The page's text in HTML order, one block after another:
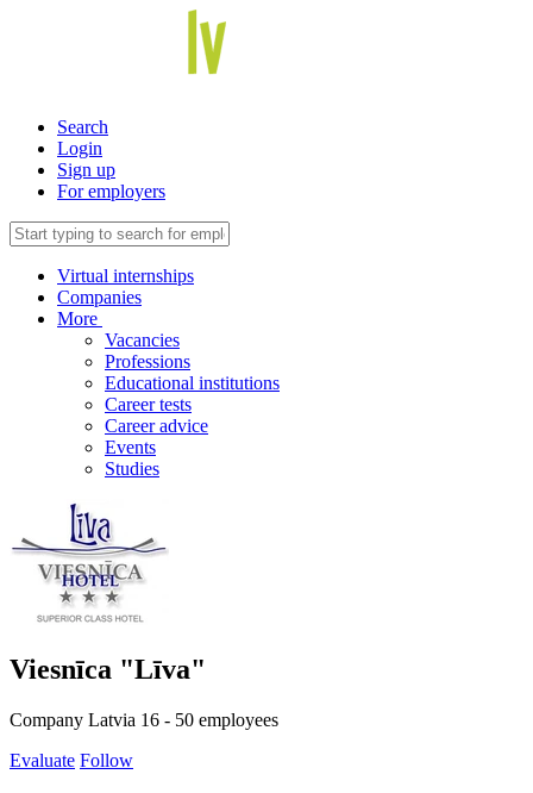
Search
Login
Sign up
For employers
Virtual internships
Companies
More
Vacancies
Professions
Educational institutions
Career tests
Career advice
Events
Studies
Viesnīca "Līva"
Company Latvia 16 - 50 employees
Evaluate Follow